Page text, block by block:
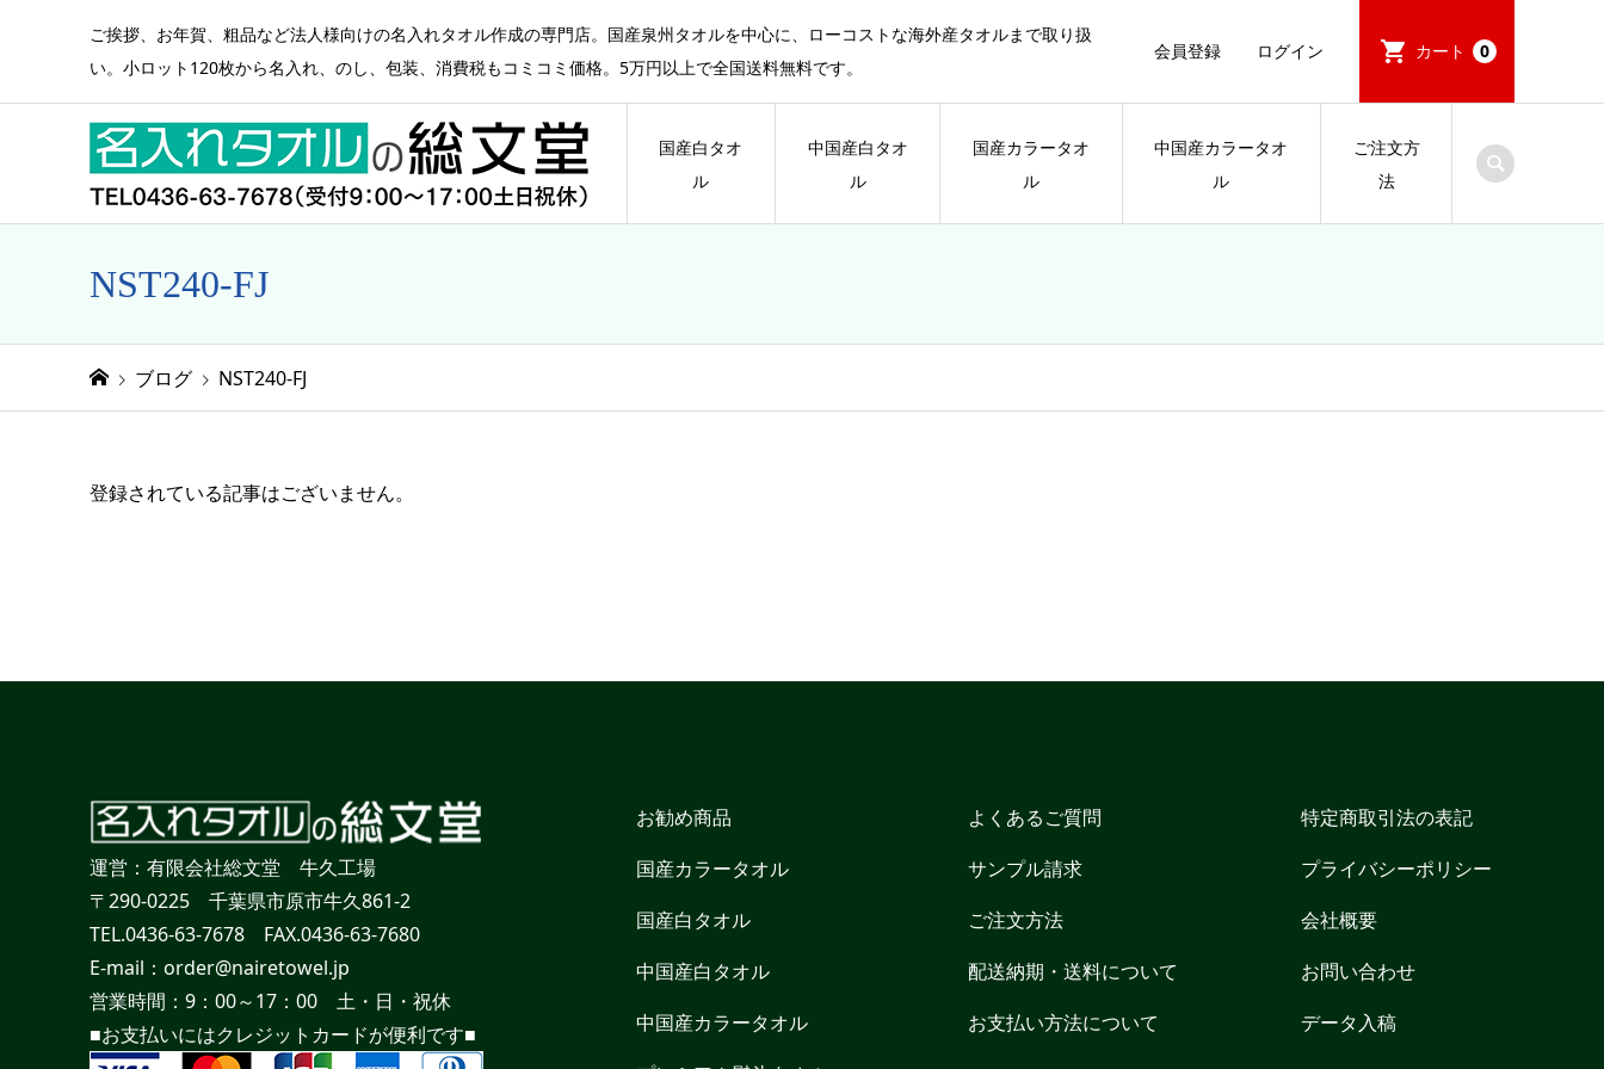
ご挨拶、お年賀、粗品など法人様向けの名入れタオル作成の専門店。国産泉州タオルを中心に、ローコストな海外産タオルまで取り扱
い。小ロット120枚から名入れ、のし、包装、消費税もコミコミ価格。5万円以上で全国送料無料です。
会員登録 ログイン カート 0
国産白タオ
ル
中国産白タオ
ル
国産カラータオ
ル
中国産カラータオ
ル
ご注文方
法
NST240-FJ
ブログ NST240-FJ
登録されている記事はございません。
運営：有限会社総文堂 牛久工場
〒290-0225 千葉県市原市牛久861-2
TEL.0436-63-7678 FAX.0436-63-7680
E-mail：order@nairetowel.jp
営業時間：9：00～17：00 土・日・祝休
■お支払いにはクレジットカードが便利です■
お勧め商品
国産カラータオル
国産白タオル
中国産白タオル
中国産カラータオル
よくあるご質問
サンプル請求
ご注文方法
配送納期・送料について
お支払い方法について
特定商取引法の表記
プライバシーポリシー
会社概要
お問い合わせ
データ入稿